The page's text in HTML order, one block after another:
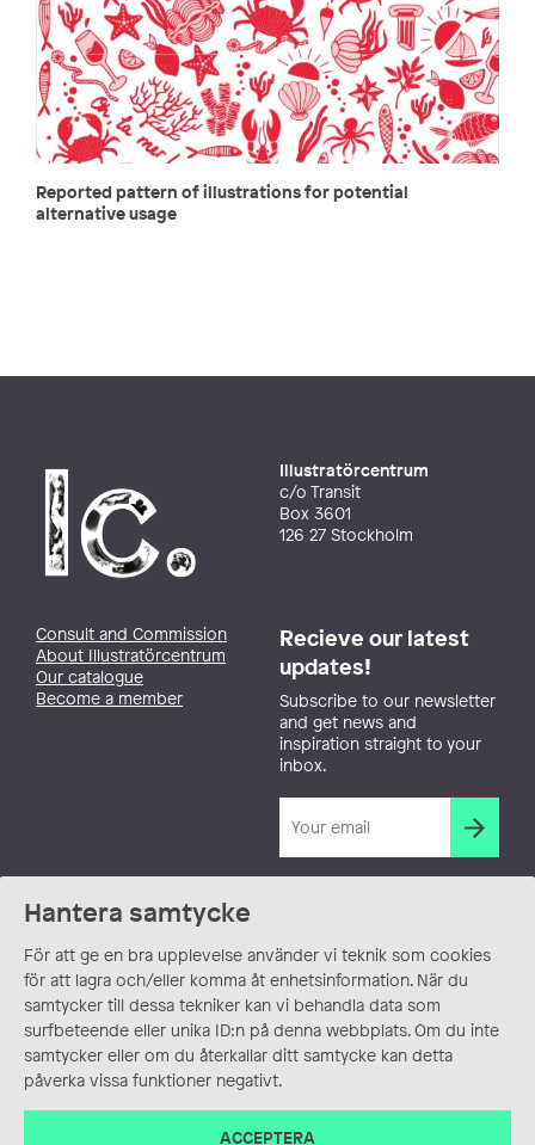
Hantera samtycke
För att ge en bra upplevelse använder vi teknik som cookies
för att lagra och/eller komma åt enhetsinformation. När du
samtycker till dessa tekniker kan vi behandla data som
surfbeteende eller unika ID:n på denna webbplats. Om du inte
samtycker eller om du återkallar ditt samtycke kan detta
påverka vissa funktioner negativt.
ACCEPTERA
Reported pattern of illustrations for potential
alternative usage
Illustratörcentrum
c/o Transit
Box 3601
126 27 Stockholm
Consult and Commission
About Illustratörcentrum
Our catalogue
Become a member
Recieve our latest
updates!
Subscribe to our newsletter
and get news and
inspiration straight to your
inbox.